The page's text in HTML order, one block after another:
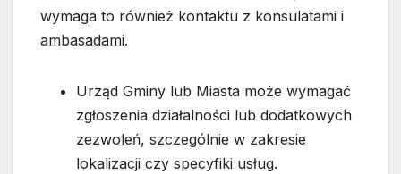
wymaga to również kontaktu z konsulatami i
ambasadami.
Urząd Gminy lub Miasta może wymagać
zgłoszenia działalności lub dodatkowych
zezwoleń, szczególnie w zakresie
lokalizacji czy specyfiki usług.